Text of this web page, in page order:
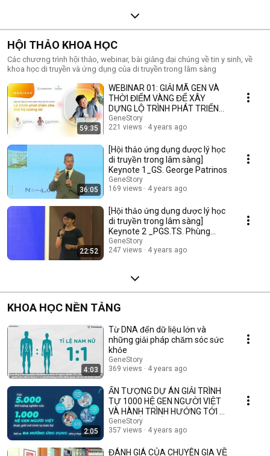
HỘI THẢO KHOA HỌC
Các chương trình hội thảo, webinar, bài giảng đại chúng về tin y sinh, về
khoa học di truyền và ứng dụng của di truyền trong lâm sàng
59:35
WEBINAR 01: GIẢI MÃ GEN VÀ
THỜI ĐIỂM VÀNG ĐỂ XÂY
DỰNG LỘ TRÌNH PHÁT TRIỂN
CHO THẾ HỆ TƯƠNG LAI.
GeneStory
221 views
4 years ago
36:05
[Hội thảo ứng dụng dược lý học
di truyền trong lâm sàng]
Keynote 1_GS. George Patrinos
GeneStory
169 views
4 years ago
22:52
[Hội thảo ứng dụng dược lý học
di truyền trong lâm sàng]
Keynote 2 _PGS.TS. Phùng
Thanh Hương
GeneStory
247 views
4 years ago
KHOA HỌC NỀN TẢNG
4:03
Từ DNA đến dữ liệu lớn và
những giải pháp chăm sóc sức
khỏe
GeneStory
369 views
4 years ago
2:05
ẤN TƯỢNG DỰ ÁN GIẢI TRÌNH
TỰ 1000 HỆ GEN NGƯỜI VIỆT
VÀ HÀNH TRÌNH HƯỚNG TỚI Y
HỌC CHÍNH XÁC
GeneStory
357 views
4 years ago
ĐÁNH GIÁ CỦA CHUYÊN GIA VỀ